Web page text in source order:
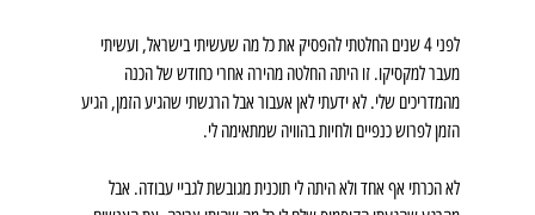
לפני 4 שנים החלטתי להפסיק את כל מה שעשיתי בישראל, ועשיתי
מעבר למקסיקו. זו היתה החלטה מהירה אחרי כחודש של הכנה
מהמדריכים שלי. לא ידעתי לאן אעבור אבל הרגשתי שהגיע הזמן, הגיע
הזמן לפרוש כנפיים ולחיות בהוויה שמתאימה לי.
לא הכרתי אף אחד ולא היתה לי תוכנית מגובשת לגביי עבודה. אבל